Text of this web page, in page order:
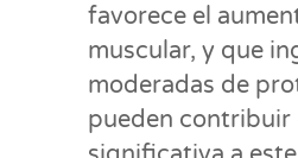
favorece el
muscular, y que
moderadas de
pueden contribuir